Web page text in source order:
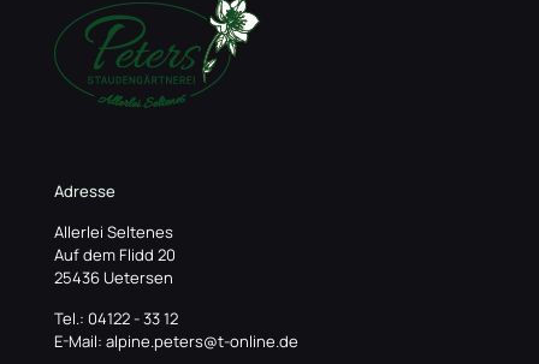
Adresse
Allerlei Seltenes
Auf dem Flidd 20
25436 Uetersen
Tel.: 04122 - 33 12
E-Mail: alpine.peters@t-online.de